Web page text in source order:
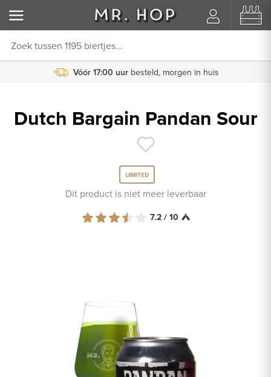
Vóór 17:00 uur besteld, morgen in huis
Dutch Bargain Pandan Sour
LIMITED
Dit product is niet meer leverbaar
7.2 / 10